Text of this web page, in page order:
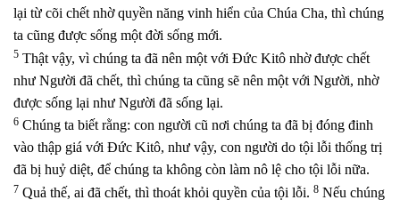
lại từ cõi chết nhờ quyền năng vinh hiển của Chúa Cha, thì chúng
ta cũng được sống một đời sống mới.
5 Thật vậy, vì chúng ta đã nên một với Đức Kitô nhờ được chết
như Người đã chết, thì chúng ta cũng sẽ nên một với Người, nhờ
được sống lại như Người đã sống lại.
6 Chúng ta biết rằng: con người cũ nơi chúng ta đã bị đóng đinh
vào thập giá với Đức Kitô, như vậy, con người do tội lỗi thống trị
đã bị huỷ diệt, để chúng ta không còn làm nô lệ cho tội lỗi nữa.
7 Quả thế, ai đã chết, thì thoát khỏi quyền của tội lỗi. 8 Nếu chúng